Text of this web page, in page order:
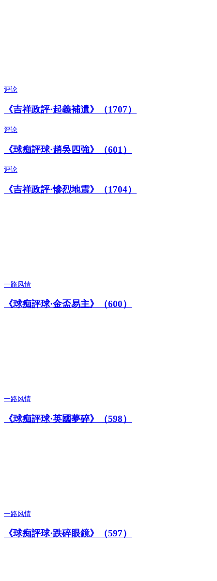
评论
《吉祥政評·起義補遺》（1707）
评论
《球痴評球·趙吳四強》（601）
评论
《吉祥政評·慘烈地震》（1704）
一路风情
《球痴評球·金盃易主》（600）
一路风情
《球痴評球·英國夢碎》（598）
一路风情
《球痴評球·跌碎眼鏡》（597）